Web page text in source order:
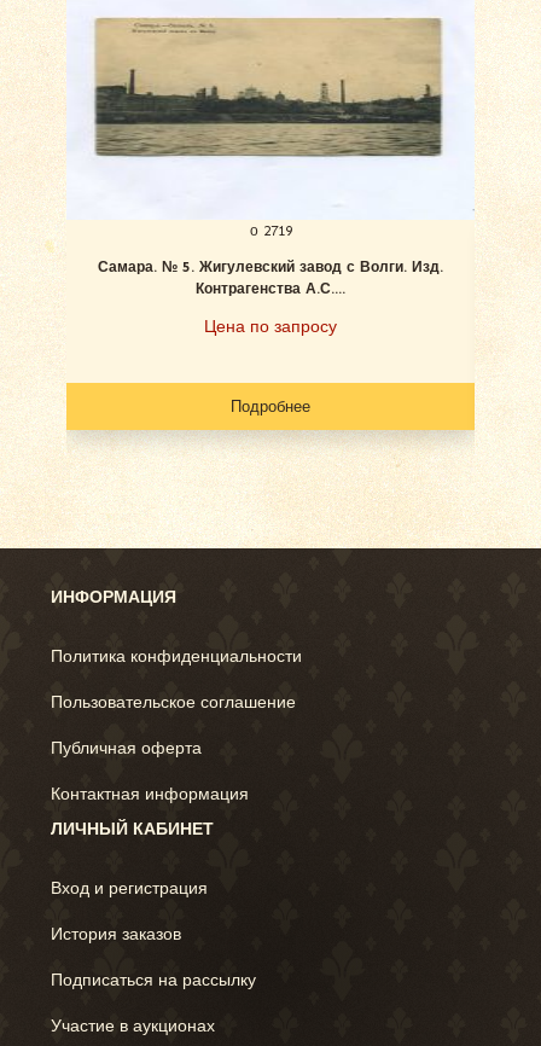
о 2719
Самара. № 5. Жигулевский завод с Волги. Изд.
Контрагенства А.С....
Цена по запросу
Подробнее
ИНФОРМАЦИЯ
Политика конфиденциальности
Пользовательское соглашение
Публичная оферта
Контактная информация
ЛИЧНЫЙ КАБИНЕТ
Вход и регистрация
История заказов
Подписаться на рассылку
Участие в аукционах